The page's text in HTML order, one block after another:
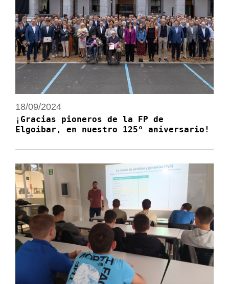
18/09/2024
¡Gracias pioneros de la FP de
Elgoibar, en nuestro 125º aniversario!